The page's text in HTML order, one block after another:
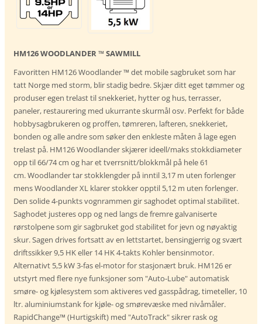
HM126 WOODLANDER ™ SAWMILL
Favoritten HM126 Woodlander ™ det mobile sagbruket som har
tatt Norge med storm, blir stadig bedre. Skjær ditt eget tømmer og
produser egen trelast til snekkeriet, hytter og hus, terrasser,
paneler, restaurering med ukurrante skurmål osv. Perfekt for både
hobbysagbrukeren og proffen, tømreren, lafteren, snekkeriet,
bonden og alle andre som søker den enkleste måten å lage egen
trelast på. HM126 Woodlander skjærer ideell/maks stokkdiameter
opp til 66/74 cm og har et tverrsnitt/blokkmål på hele 61
cm.Woodlander tar stokklengder på inntil 3,17 m uten forlenger
mens Woodlander XL klarer stokker opptil 5,12 m uten forlenger.
Den solide 4-punkts vognrammen gir saghodet optimal stabilitet.
Saghodet justeres opp og ned langs de fremre galvaniserte
rørstolpene som gir sagbruket god stabilitet for jevn og nøyaktig
skur. Sagen drives fortsatt av en lettstartet, bensingjerrig og svært
driftssikker 9,5 HK eller 14 HK 4-takts Kohler bensinmotor.
Alternativt 5,5 kW 3-fas el-motor for stasjonært bruk. HM126 er
utstyrt med flere nye funksjoner som "Auto-Lube" automatisk
smøre- og kjølesystem som aktiveres ved gasspådrag, timeteller, 10
ltr. aluminiumstank for kjøle- og smørevæske med nivåmåler.
RapidChange™ (Hurtigskift) med "AutoTrack" sikrer rask og